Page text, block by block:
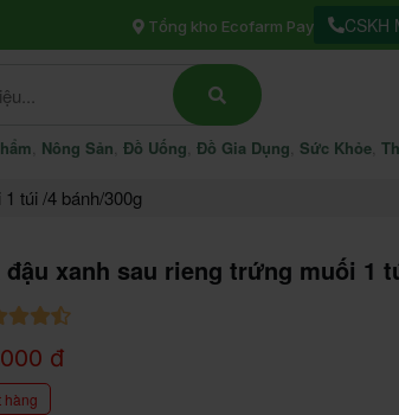
Tổng kho Ecofarm Pay CSKH
Nông Sản Đồ Uống Đồ Gia Dụng Sức Khỏe
túi /4 bánh/300g
view
đậu xanh sau rieng trứng muối 1
đ
hàng